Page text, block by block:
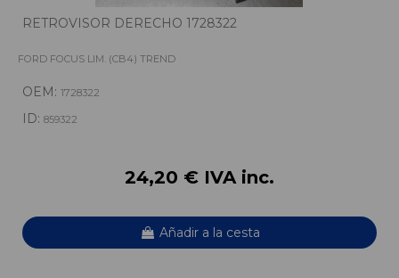
RETROVISOR DERECHO 1728322
FORD FOCUS LIM. (CB4) TREND
OEM: 1728322
ID: 859322
24,20 € IVA inc.
Añadir a la cesta